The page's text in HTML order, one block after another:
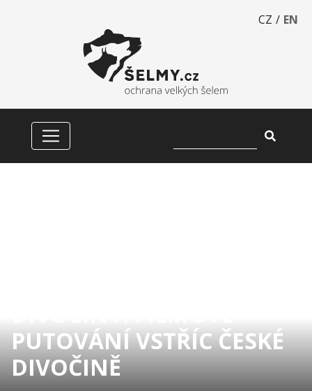
CZ / EN
PUTOVÁNÍ VSTŘÍC ČESKÉ
DIVOČINĚ